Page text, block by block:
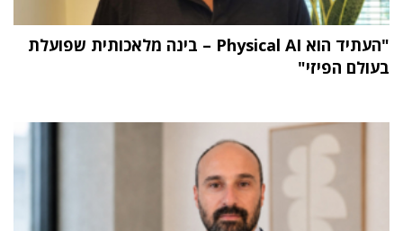
"העתיד הוא Physical AI – בינה מלאכותית שפועלת
בעולם הפיזי"